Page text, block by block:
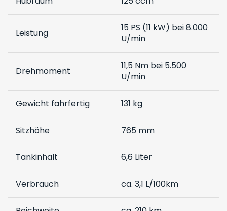
Leistung
15 PS (11 kW) bei 8.000
U/min
Drehmoment
11,5 Nm bei 5.500
U/min
Gewicht fahrfertig 131 kg
Sitzhöhe 765 mm
Tankinhalt 6,6 Liter
Verbrauch ca. 3,1 L/100km